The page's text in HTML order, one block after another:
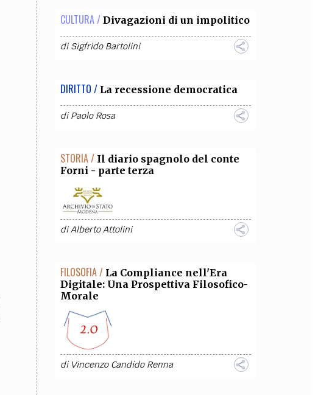
CULTURA / Divagazioni di un impolitico
diSigfrido Bartolini
DIRITTO / La recessione democratica
diPaolo Rosa
STORIA / Il diario spagnolo del conte
Forni - parte terza
diAlberto Attolini
FILOSOFIA / La Compliance nell'Era
Digitale: Una Prospettiva Filosofico-
Morale
di Vincenzo Candido Renna